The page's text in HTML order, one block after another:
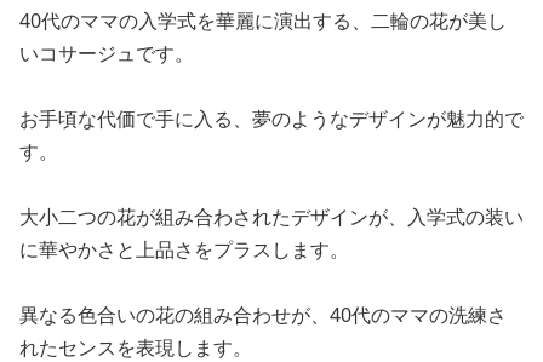
40代のママの入学式を華麗に演出する、二輪の花が美し
いコサージュです。
お手頃な代価で手に入る、夢のようなデザインが魅力的で
す。
大小二つの花が組み合わされたデザインが、入学式の装い
に華やかさと上品さをプラスします。
異なる色合いの花の組み合わせが、40代のママの洗練さ
れたセンスを表現します。